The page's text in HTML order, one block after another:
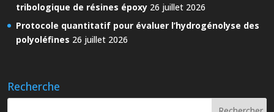
tribologique de résines époxy 26 juillet 2026
Protocole quantitatif pour évaluer l’hydrogénolyse des
polyoléfines 26 juillet 2026
Recherche